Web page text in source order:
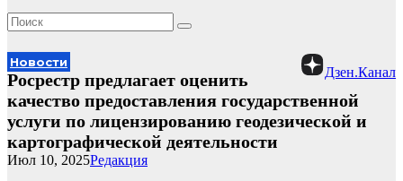
Новости
Дзен.Канал
Росрестр предлагает оценить
качество предоставления государственной
услуги по лицензированию геодезической и
картографической деятельности
Редакция
Июл 10, 2025